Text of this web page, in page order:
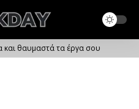
και θαυμαστά τα έργα σου